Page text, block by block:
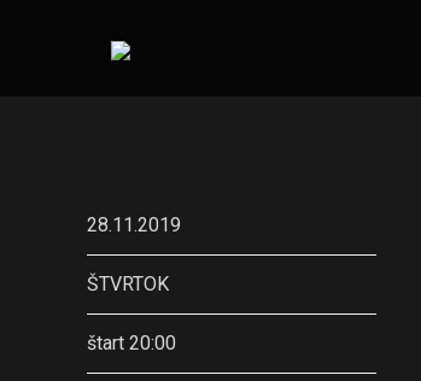
28.11.2019
ŠTVRTOK
štart 20:00